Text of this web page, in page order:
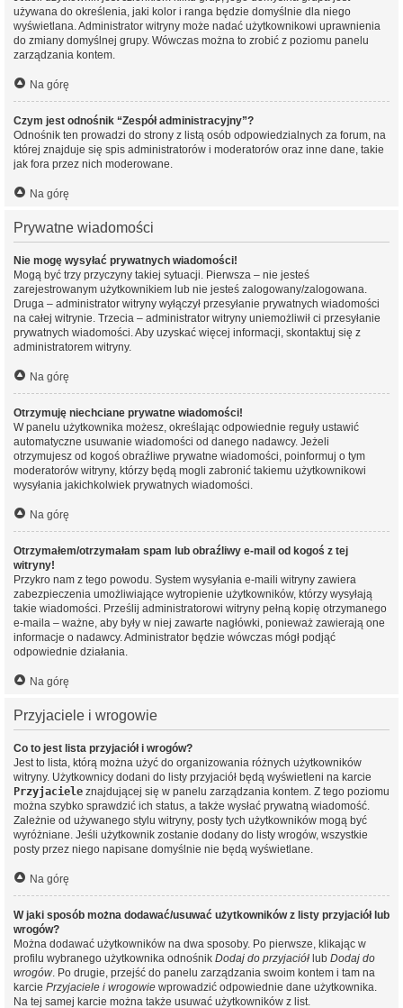
używana do określenia, jaki kolor i ranga będzie domyślnie dla niego
wyświetlana. Administrator witryny może nadać użytkownikowi uprawnienia
do zmiany domyślnej grupy. Wówczas można to zrobić z poziomu panelu
zarządzania kontem.
Na górę
Czym jest odnośnik “Zespół administracyjny”?
Odnośnik ten prowadzi do strony z listą osób odpowiedzialnych za forum, na
której znajduje się spis administratorów i moderatorów oraz inne dane, takie
jak fora przez nich moderowane.
Na górę
Prywatne wiadomości
Nie mogę wysyłać prywatnych wiadomości!
Mogą być trzy przyczyny takiej sytuacji. Pierwsza – nie jesteś
zarejestrowanym użytkownikiem lub nie jesteś zalogowany/zalogowana.
Druga – administrator witryny wyłączył przesyłanie prywatnych wiadomości
na całej witrynie. Trzecia – administrator witryny uniemożliwił ci przesyłanie
prywatnych wiadomości. Aby uzyskać więcej informacji, skontaktuj się z
administratorem witryny.
Na górę
Otrzymuję niechciane prywatne wiadomości!
W panelu użytkownika możesz, określając odpowiednie reguły ustawić
automatyczne usuwanie wiadomości od danego nadawcy. Jeżeli
otrzymujesz od kogoś obraźliwe prywatne wiadomości, poinformuj o tym
moderatorów witryny, którzy będą mogli zabronić takiemu użytkownikowi
wysyłania jakichkolwiek prywatnych wiadomości.
Na górę
Otrzymałem/otrzymałam spam lub obraźliwy e-mail od kogoś z tej
witryny!
Przykro nam z tego powodu. System wysyłania e-maili witryny zawiera
zabezpieczenia umożliwiające wytropienie użytkowników, którzy wysyłają
takie wiadomości. Prześlij administratorowi witryny pełną kopię otrzymanego
e-maila – ważne, aby były w niej zawarte nagłówki, ponieważ zawierają one
informacje o nadawcy. Administrator będzie wówczas mógł podjąć
odpowiednie działania.
Na górę
Przyjaciele i wrogowie
Co to jest lista przyjaciół i wrogów?
Jest to lista, którą można użyć do organizowania różnych użytkowników
witryny. Użytkownicy dodani do listy przyjaciół będą wyświetleni na karcie
Przyjaciele znajdującej się w panelu zarządzania kontem. Z tego poziomu
można szybko sprawdzić ich status, a także wysłać prywatną wiadomość.
Zależnie od używanego stylu witryny, posty tych użytkowników mogą być
wyróżniane. Jeśli użytkownik zostanie dodany do listy wrogów, wszystkie
posty przez niego napisane domyślnie nie będą wyświetlane.
Na górę
W jaki sposób można dodawać/usuwać użytkowników z listy przyjaciół lub
wrogów?
Można dodawać użytkowników na dwa sposoby. Po pierwsze, klikając w
profilu wybranego użytkownika odnośnik Dodaj do przyjaciół lub Dodaj do
wrogów. Po drugie, przejść do panelu zarządzania swoim kontem i tam na
karcie Przyjaciele i wrogowie wprowadzić odpowiednie dane użytkownika.
Na tej samej karcie można także usuwać użytkowników z list.